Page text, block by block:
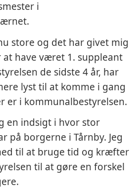
i
store og det har givet mig
have været 1. suppleant
de sidste 4 år, har
lyst til at komme i gang
er i kommunalbestyrelsen.
en indsigt i hvor stor
på borgerne i Tårnby. Jeg
til at bruge tid og kræfter
til at gøre en forskel